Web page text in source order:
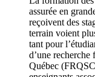
assurée en
reçoivent des
terrain voient
tant pour
d’une recherche
Québec